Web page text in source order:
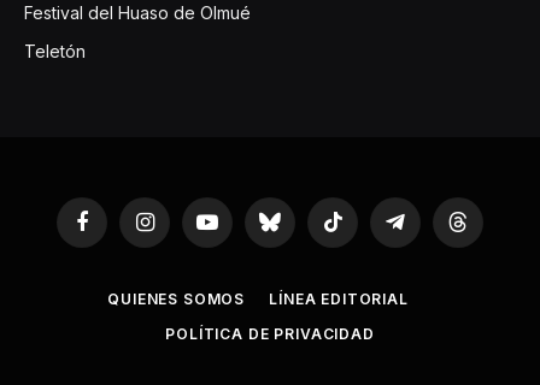
Festival del Huaso de Olmué
Teletón
FacebookInstagramYouTubeBluesky TikTok TelegramThreads
QUIENES SOMOS
LÍNEA EDITORIAL
POLÍTICA DE PRIVACIDAD